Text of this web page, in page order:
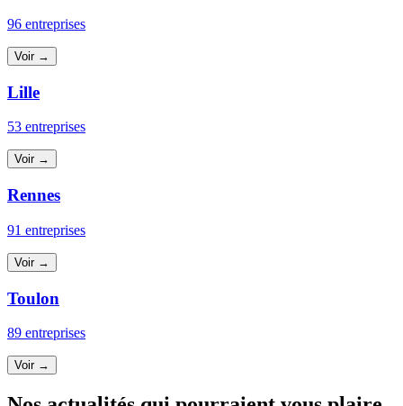
96 entreprises
Voir →
Lille
53 entreprises
Voir →
Rennes
91 entreprises
Voir →
Toulon
89 entreprises
Voir →